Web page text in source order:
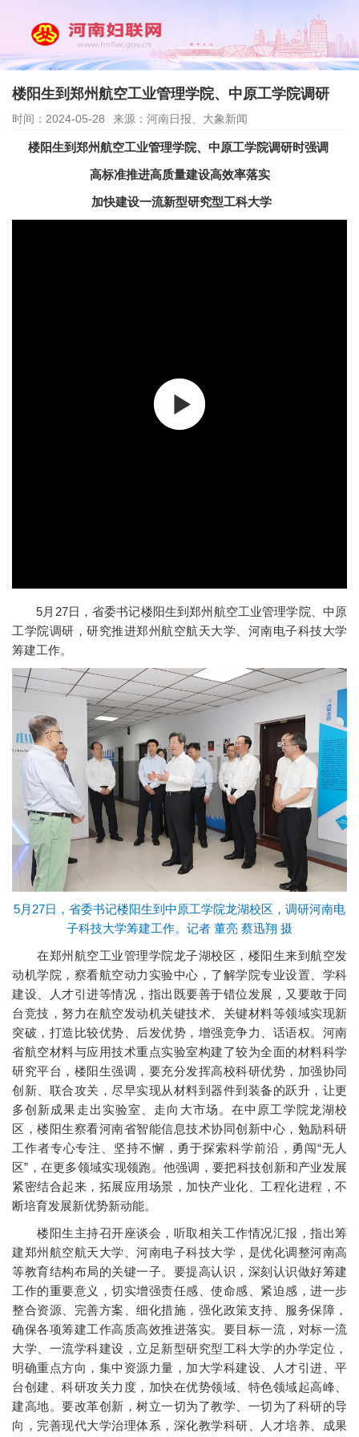
楼阳生到郑州航空工业管理学院、中原工学院调研
时间：2024-05-28 来源：河南日报、大象新闻
楼阳生到郑州航空工业管理学院、中原工学院调研时强调
高标准推进高质量建设高效率落实
加快建设一流新型研究型工科大学
5月27日，省委书记楼阳生到郑州航空工业管理学院、中原
工学院调研，研究推进郑州航空航天大学、河南电子科技大学
筹建工作。
5月27日，省委书记楼阳生到中原工学院龙湖校区，调研河南电
子科技大学筹建工作。记者 董亮 蔡迅翔 摄
在郑州航空工业管理学院龙子湖校区，楼阳生来到航空发
动机学院，察看航空动力实验中心，了解学院专业设置、学科
建设、人才引进等情况，指出既要善于错位发展，又要敢于同
台竞技，努力在航空发动机关键技术、关键材料等领域实现新
突破，打造比较优势、后发优势，增强竞争力、话语权。河南
省航空材料与应用技术重点实验室构建了较为全面的材料科学
研究平台，楼阳生强调，要充分发挥高校科研优势，加强协同
创新、联合攻关，尽早实现从材料到器件到装备的跃升，让更
多创新成果走出实验室、走向大市场。在中原工学院龙湖校
区，楼阳生察看河南省智能信息技术协同创新中心，勉励科研
工作者专心专注、坚持不懈，勇于探索科学前沿，勇闯“无人
区”，在更多领域实现领跑。他强调，要把科技创新和产业发展
紧密结合起来，拓展应用场景，加快产业化、工程化进程，不
断培育发展新优势新动能。
楼阳生主持召开座谈会，听取相关工作情况汇报，指出筹
建郑州航空航天大学、河南电子科技大学，是优化调整河南高
等教育结构布局的关键一子。要提高认识，深刻认识做好筹建
工作的重要意义，切实增强责任感、使命感、紧迫感，进一步
整合资源、完善方案、细化措施，强化政策支持、服务保障，
确保各项筹建工作高质高效推进落实。要目标一流，对标一流
大学、一流学科建设，立足新型研究型工科大学的办学定位，
明确重点方向，集中资源力量，加大学科建设、人才引进、平
台创建、科研攻关力度，加快在优势领域、特色领域起高峰、
建高地。要改革创新，树立一切为了教学、一切为了科研的导
向，完善现代大学治理体系，深化教学科研、人才培养、成果